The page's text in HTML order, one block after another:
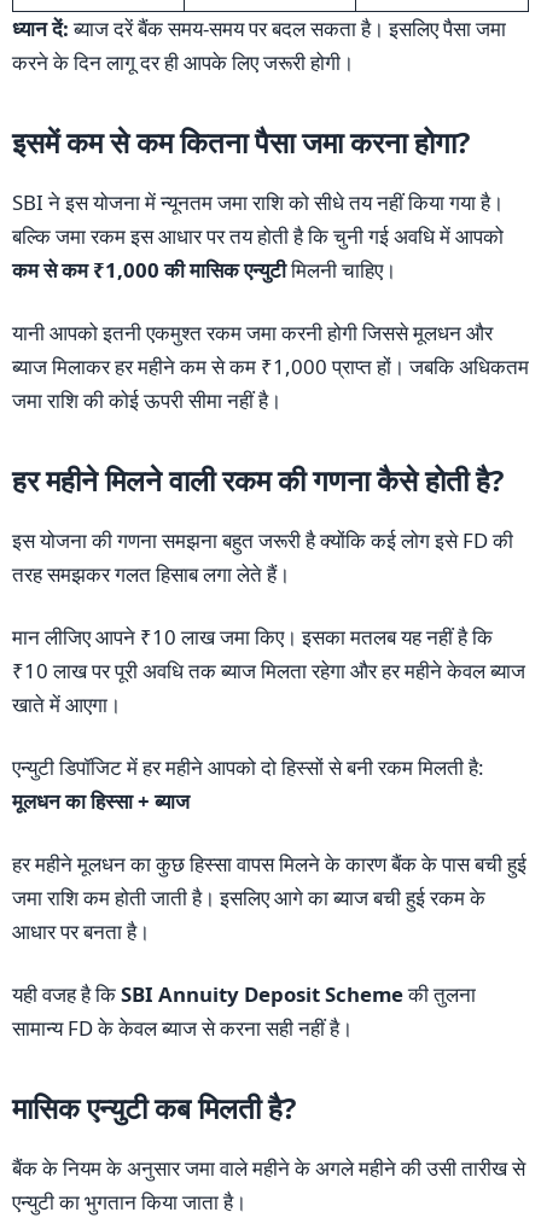
ध्यान दें:ब्याज दरें बैंक समय-समय पर बदल सकता है। इसलिए पैसा जमा
करने के दिन लागू दर ही आपके लिए जरूरी होगी।
इसमें कम से कम कितना पैसा जमा करना होगा?
SBI ने इस योजना में न्यूनतम जमा राशि को सीधे तय नहीं किया गया है।
बल्कि जमा रकम इस आधार पर तय होती है कि चुनी गई अवधि में आपको
कम से कम ₹1,000 की मासिक एन्युटीमिलनी चाहिए।
यानी आपको इतनी एकमुश्त रकम जमा करनी होगी जिससे मूलधन और
ब्याज मिलाकर हर महीने कम से कम ₹1,000 प्राप्त हों। जबकि अधिकतम
जमा राशि की कोई ऊपरी सीमा नहीं है।
हर महीने मिलने वाली रकम की गणना कैसे होती है?
इस योजना की गणना समझना बहुत जरूरी है क्योंकि कई लोग इसे FD की
तरह समझकर गलत हिसाब लगा लेते हैं।
मान लीजिए आपने ₹10 लाख जमा किए। इसका मतलब यह नहीं है कि
₹10 लाख पर पूरी अवधि तक ब्याज मिलता रहेगा और हर महीने केवल ब्याज
खाते में आएगा।
एन्युटी डिपॉजिट में हर महीने आपको दो हिस्सों से बनी रकम मिलती है:
मूलधन का हिस्सा + ब्याज
हर महीने मूलधन का कुछ हिस्सा वापस मिलने के कारण बैंक के पास बची हुई
जमा राशि कम होती जाती है। इसलिए आगे का ब्याज बची हुई रकम के
आधार पर बनता है।
यही वजह है किSBI Annuity Deposit Schemeकी तुलना
सामान्य FD के केवल ब्याज से करना सही नहीं है।
मासिक एन्युटी कब मिलती है?
बैंक के नियम के अनुसार जमा वाले महीने के अगले महीने की उसी तारीख से
एन्युटी का भुगतान किया जाता है।